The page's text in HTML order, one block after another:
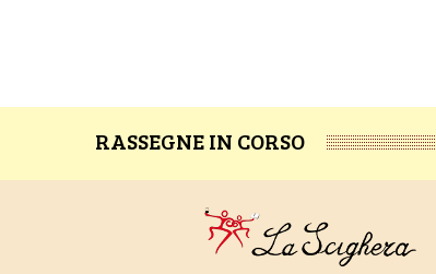
RASSEGNE IN CORSO